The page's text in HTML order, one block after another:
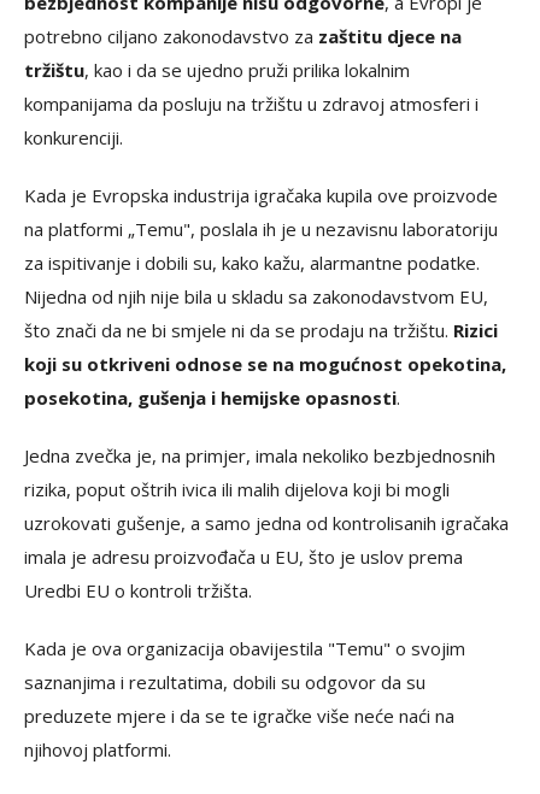
potrebno ciljano zakonodavstvo za zaštitu djece na
tržištu, kao i da se ujedno pruži prilika lokalnim
kompanijama da posluju na tržištu u zdravoj atmosferi i
konkurenciji.
Kada je Evropska industrija igračaka kupila ove proizvode
na platformi „Temu", poslala ih je u nezavisnu laboratoriju
za ispitivanje i dobili su, kako kažu, alarmantne podatke.
Nijedna od njih nije bila u skladu sa zakonodavstvom EU,
što znači da ne bi smjele ni da se prodaju na tržištu. Rizici
koji su otkriveni odnose se na mogućnost opekotina,
posekotina, gušenja i hemijske opasnosti.
Jedna zvečka je, na primjer, imala nekoliko bezbjednosnih
rizika, poput oštrih ivica ili malih dijelova koji bi mogli
uzrokovati gušenje, a samo jedna od kontrolisanih igračaka
imala je adresu proizvođača u EU, što je uslov prema
Uredbi EU o kontroli tržišta.
Kada je ova organizacija obavijestila "Temu" o svojim
saznanjima i rezultatima, dobili su odgovor da su
preduzete mjere i da se te igračke više neće naći na
njihovoj platformi.